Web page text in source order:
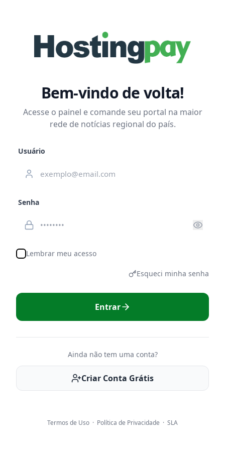
Bem-vindo de volta!
Acesse o painel e comande seu portal na maior
rede de notícias regional do país.
Usuário
Senha
Lembrar meu acesso
Esqueci minha senha
Entrar
Ainda não tem uma conta?
Criar Conta Grátis
Termos de Uso · Política de Privacidade · SLA